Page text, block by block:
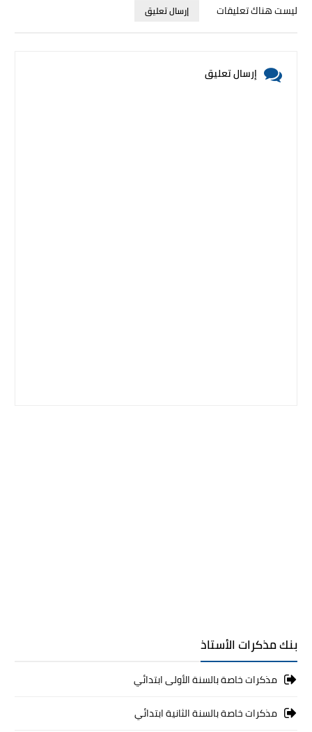
ليست هناك تعليقات إرسال تعليق
إرسال تعليق
بنك مذكرات الأستاذ
مذكرات خاصة بالسنة الأولى ابتدائي
مذكرات خاصة بالسنة الثانية ابتدائي